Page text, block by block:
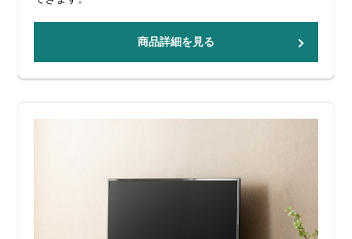
商品詳細を見る